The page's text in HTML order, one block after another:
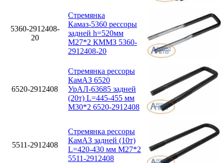
5360-2912408-
20
Стремянка
Камаз-5360 рессоры
задней h=520мм
М27*2 КММЗ 5360-
2912408-20
6520-2912408
Стремянка рессоры
КамАЗ 6520
УрАЛ-63685 задней
(20т) L=445-455 мм
М30*2 6520-2912408
5511-2912408
Стремянка рессоры
КамАЗ задней (10т)
L=420-430 мм М27*2
5511-2912408